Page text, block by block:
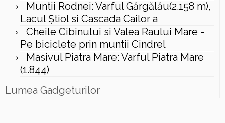
Muntii Rodnei: Varful Gărgălău(2.158 m),
Lacul Ştiol si Cascada Cailor a
Cheile Cibinului si Valea Raului Mare -
Pe biciclete prin muntii Cindrel
Masivul Piatra Mare: Varful Piatra Mare
(1.844)
Lumea Gadgeturilor